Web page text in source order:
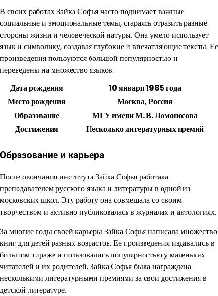
В своих работах Зайка Софья часто поднимает важные
социальные и эмоциональные темы, стараясь отразить разные
стороны жизни и человеческой натуры. Она умело использует
язык и символику, создавая глубокие и впечатляющие тексты. Ее
произведения пользуются большой популярностью и
переведены на множество языков.
Дата рождения
10 января 1985 года
Место рождения
Москва, Россия
Образование
МГУ имени М. В. Ломоносова
Достижения
Несколько литературных премий
Образование и карьера
После окончания института Зайка Софья работала
преподавателем русского языка и литературы в одной из
московских школ. Эту работу она совмещала со своим
творчеством и активно публиковалась в журналах и антологиях.
За многие годы своей карьеры Зайка Софья написала множество
книг для детей разных возрастов. Ее произведения издавались в
большом тираже и пользовались популярностью у маленьких
читателей и их родителей. Зайка Софья была награждена
несколькими литературными премиями за свои достижения в
детской литературе.